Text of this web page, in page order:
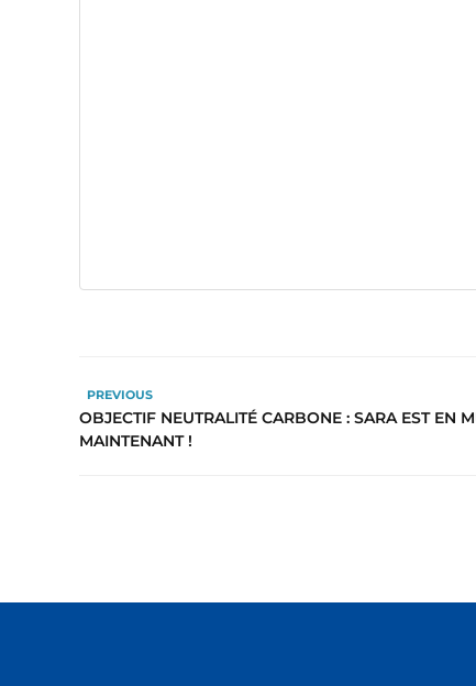
PREVIOUS
OBJECTIF NEUTRALITÉ CARBONE : SARA EST EN
MAINTENANT !